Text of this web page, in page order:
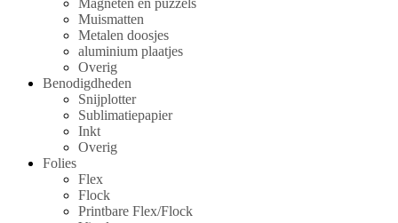
Magneten en puzzels
Muismatten
Metalen doosjes
aluminium plaatjes
Overig
Benodigdheden
Snijplotter
Sublimatiepapier
Inkt
Overig
Folies
Flex
Flock
Printbare Flex/Flock